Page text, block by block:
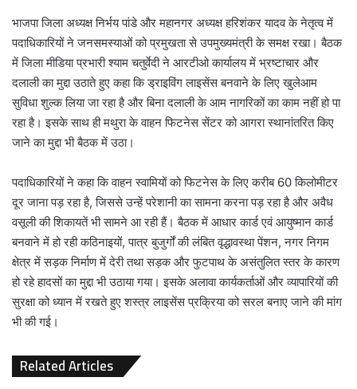
भाजपा जिला अध्यक्ष निर्भय पांडे और महानगर अध्यक्ष हरिशंकर यादव के नेतृत्व में
पदाधिकारियों ने जनसमस्याओं को प्रमुखता से उपमुख्यमंत्री के समक्ष रखा। बैठक
में जिला मीडिया प्रभारी श्याम चतुर्वेदी ने आरटीओ कार्यालय में भ्रष्टाचार और
दलाली का मुद्दा उठाते हुए कहा कि ड्राइविंग लाइसेंस बनवाने के लिए खुलेआम
सुविधा शुल्क लिया जा रहा है और बिना दलाली के आम नागरिकों का काम नहीं हो पा
रहा है। इसके साथ ही मथुरा के वाहन फिटनेस सेंटर को आगरा स्थानांतरित किए
जाने का मुद्दा भी बैठक में उठा।
पदाधिकारियों ने कहा कि वाहन स्वामियों को फिटनेस के लिए करीब 60 किलोमीटर
दूर जाना पड़ रहा है, जिससे उन्हें परेशानी का सामना करना पड़ रहा है और अवैध
वसूली की शिकायतें भी सामने आ रही हैं। बैठक में आधार कार्ड एवं आयुष्मान कार्ड
बनवाने में हो रही कठिनाइयों, पात्र बुजुर्गों की लंबित वृद्धावस्था पेंशन, नगर निगम
क्षेत्र में सड़क निर्माण में देरी तथा सड़क और फुटपाथ के असंतुलित स्तर के कारण
हो रहे हादसों का मुद्दा भी उठाया गया। इसके अलावा कार्यकर्ताओं और व्यापारियों की
सुरक्षा को ध्यान में रखते हुए शस्त्र लाइसेंस प्रक्रिया को सरल बनाए जाने की मांग
भी की गई।
Related Articles